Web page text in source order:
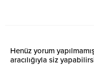
Henüz yorum
aracılığıyla siz